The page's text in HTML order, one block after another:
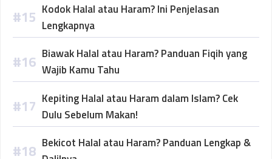
Kodok Halal atau Haram? Ini Penjelasan
Lengkapnya
Biawak Halal atau Haram? Panduan Fiqih yang
Wajib Kamu Tahu
Kepiting Halal atau Haram dalam Islam? Cek
Dulu Sebelum Makan!
Bekicot Halal atau Haram? Panduan Lengkap &